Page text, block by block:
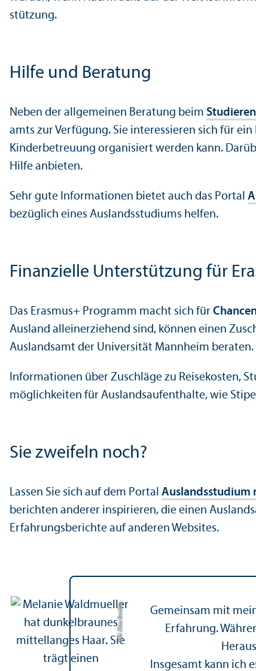
stützung.
Hilfe und Beratung
Neben der allgemeinen Beratung beim
amts zur Verfügung. Sie interessieren sich für
Kinderbetreuung organisiert werden kann.
Hilfe anbieten.
Sehr gute Informationen bietet auch das Portal
bezüglich eines Auslands­studiums helfen.
Finanz­ielle Unter­stützung für
Das Erasmus+ Programm macht sich für
Ausland alleinerziehend sind, können einen
Auslands­amt der Universität Mannheim beraten.
Informationen über Zuschläge zu Reisekosten,
möglichkeiten für Auslands­aufenthalte, wie
Sie zweifeln noch?
Lassen Sie sich auf dem Portal Auslands­studium
berichten anderer inspirieren, die einen
Erfahrungs­berichte auf anderen Websites.
Bild: Elisa Berdica
Gemeinsam mit
Erfahrung.
Insgesamt kann ich